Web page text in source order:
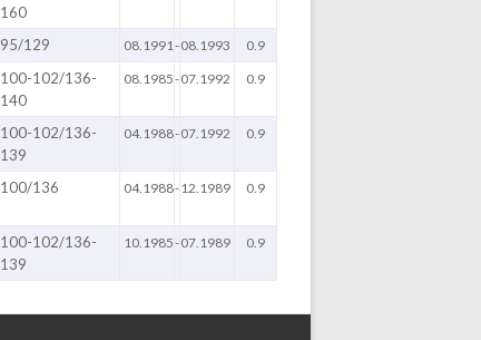
160
95/129 08.1991 -08.1993 0.9
100-102/136-
140
08.1985-07.1992 0.9
100-102/136-
139
04.1988-07.1992 0.9
100/136 04.1988-12.1989 0.9
100-102/136-
139
10.1985-07.1989 0.9